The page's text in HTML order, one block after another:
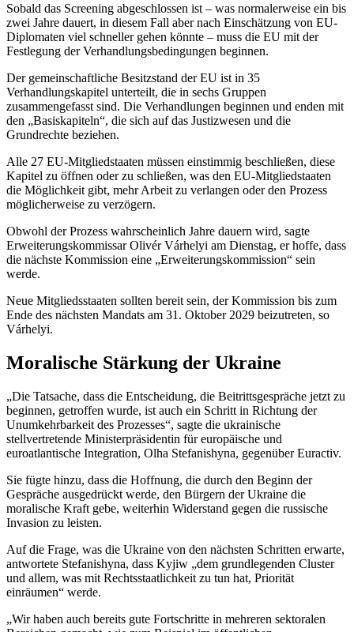
Sobald das Screening abgeschlossen ist – was normalerweise ein bis
zwei Jahre dauert, in diesem Fall aber nach Einschätzung von EU-
Diplomaten viel schneller gehen könnte – muss die EU mit der
Festlegung der Verhandlungsbedingungen beginnen.
Der gemeinschaftliche Besitzstand der EU ist in 35
Verhandlungskapitel unterteilt, die in sechs Gruppen
zusammengefasst sind. Die Verhandlungen beginnen und enden mit
den „Basiskapiteln“, die sich auf das Justizwesen und die
Grundrechte beziehen.
Alle 27 EU-Mitgliedstaaten müssen einstimmig beschließen, diese
Kapitel zu öffnen oder zu schließen, was den EU-Mitgliedstaaten
die Möglichkeit gibt, mehr Arbeit zu verlangen oder den Prozess
möglicherweise zu verzögern.
Obwohl der Prozess wahrscheinlich Jahre dauern wird, sagte
Erweiterungskommissar Olivér Várhelyi am Dienstag, er hoffe, dass
die nächste Kommission eine „Erweiterungskommission“ sein
werde.
Neue Mitgliedsstaaten sollten bereit sein, der Kommission bis zum
Ende des nächsten Mandats am 31. Oktober 2029 beizutreten, so
Várhelyi.
Moralische Stärkung der Ukraine
„Die Tatsache, dass die Entscheidung, die Beitrittsgespräche jetzt zu
beginnen, getroffen wurde, ist auch ein Schritt in Richtung der
Unumkehrbarkeit des Prozesses“, sagte die ukrainische
stellvertretende Ministerpräsidentin für europäische und
euroatlantische Integration, Olha Stefanishyna, gegenüber Euractiv.
Sie fügte hinzu, dass die Hoffnung, die durch den Beginn der
Gespräche ausgedrückt werde, den Bürgern der Ukraine die
moralische Kraft gebe, weiterhin Widerstand gegen die russische
Invasion zu leisten.
Auf die Frage, was die Ukraine von den nächsten Schritten erwarte,
antwortete Stefanishyna, dass Kyjiw „dem grundlegenden Cluster
und allem, was mit Rechtsstaatlichkeit zu tun hat, Priorität
einräumen“ werde.
„Wir haben auch bereits gute Fortschritte in mehreren sektoralen